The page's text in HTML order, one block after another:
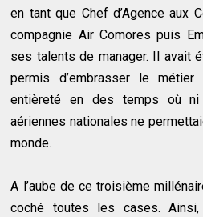
en tant que Chef d’Agence aux
compagnie Air Comores puis
ses talents de manager. Il avait
permis d’embrasser le
entièreté en des temps où
aériennes nationales ne
monde.
A l’aube de ce troisième
coché toutes les cases.